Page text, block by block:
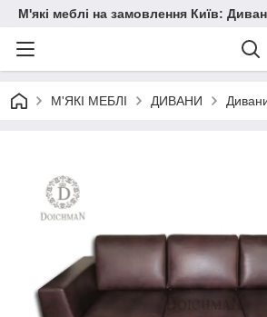
М'які меблі на замовлення Київ:
М'ЯКІ МЕБЛІ ДИВАНИ